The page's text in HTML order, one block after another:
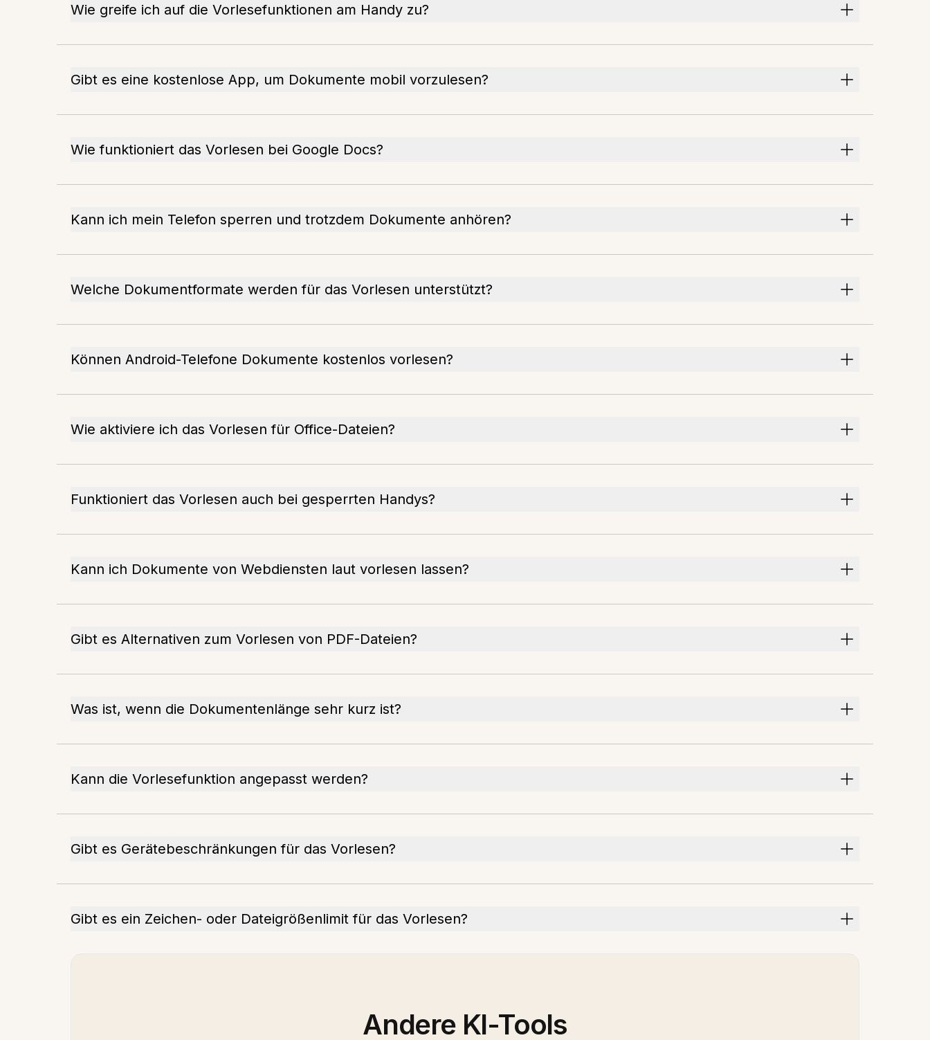
Wie greife ich auf die Vorlesefunktionen am Handy zu?
Gibt es eine kostenlose App, um Dokumente mobil vorzulesen?
Wie funktioniert das Vorlesen bei Google Docs?
Kann ich mein Telefon sperren und trotzdem Dokumente anhören?
Welche Dokumentformate werden für das Vorlesen unterstützt?
Können Android-Telefone Dokumente kostenlos vorlesen?
Wie aktiviere ich das Vorlesen für Office-Dateien?
Funktioniert das Vorlesen auch bei gesperrten Handys?
Kann ich Dokumente von Webdiensten laut vorlesen lassen?
Gibt es Alternativen zum Vorlesen von PDF-Dateien?
Was ist, wenn die Dokumentenlänge sehr kurz ist?
Kann die Vorlesefunktion angepasst werden?
Gibt es Gerätebeschränkungen für das Vorlesen?
Gibt es ein Zeichen- oder Dateigrößenlimit für das Vorlesen?
Andere KI-Tools